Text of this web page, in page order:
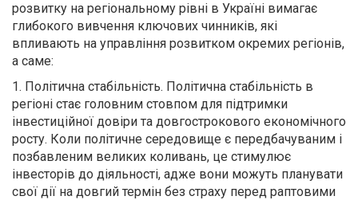
розвитку на регіональному рівні в Україні вимагає
глибокого вивчення ключових чинників, які
впливають на управління розвитком окремих регіонів,
а саме:
1. Політична стабільність. Політична стабільність в
регіоні стає головним стовпом для підтримки
інвестиційної довіри та довгострокового економічного
росту. Коли політичне середовище є передбачуваним і
позбавленим великих коливань, це стимулює
інвесторів до діяльності, адже вони можуть планувати
свої дії на довгий термін без страху перед раптовими